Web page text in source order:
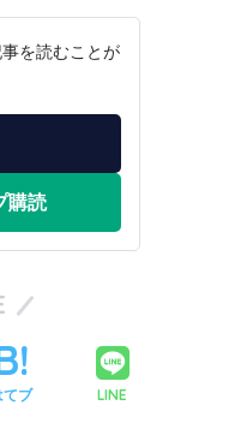
を読むことが
購読
てブ LINE